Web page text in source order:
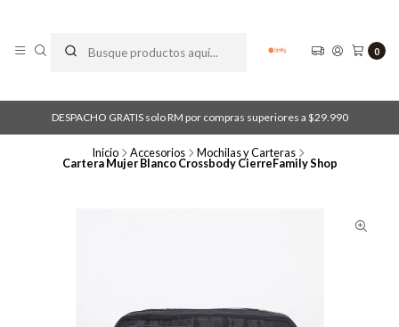
0
DESPACHO GRATIS solo RM por compras superiores a $29.990
Inicio Accesorios Mochilas y Carteras
Cartera Mujer Blanco Crossbody CierreFamily Shop